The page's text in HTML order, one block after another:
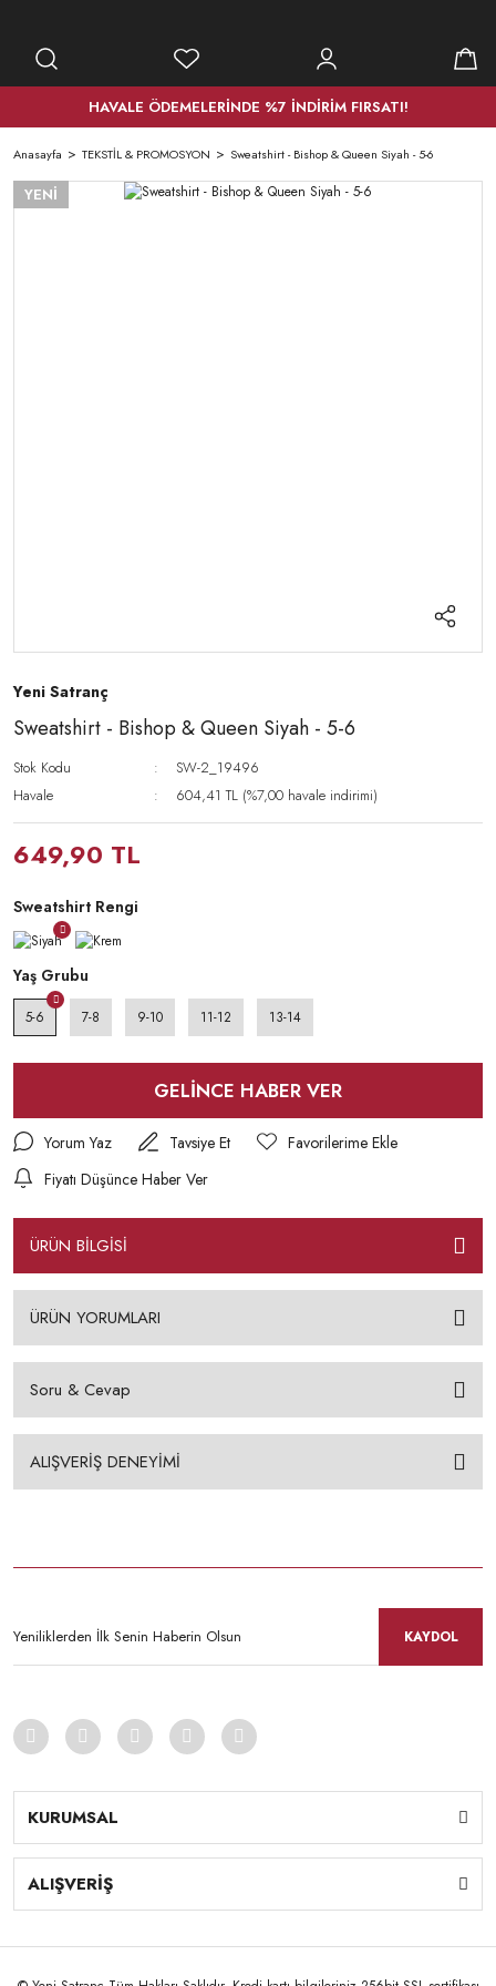
HAVALE ÖDEMELERİNDE %7 İNDİRİM FIRSATI!
Anasayfa TEKSTİL & PROMOSYON Sweatshirt - Bishop & Queen Siyah - 5-6
YENİ
Yeni Satranç
Sweatshirt - Bishop & Queen Siyah - 5-6
Stok Kodu
SW-2_19496
Havale
604,41 TL (%7,00 havale indirimi)
649,90 TL
Sweatshirt Rengi
Yaş Grubu
5-6 7-8 9-10 11-12 13-14
GELİNCE HABER VER
Yorum Yaz
Tavsiye Et
Fiyatı Düşünce Haber Ver
ÜRÜN BİLGİSİ
ÜRÜN YORUMLARI
Soru & Cevap
ALIŞVERİŞ DENEYİMİ
KAYDOL
KURUMSAL
ALIŞVERİŞ